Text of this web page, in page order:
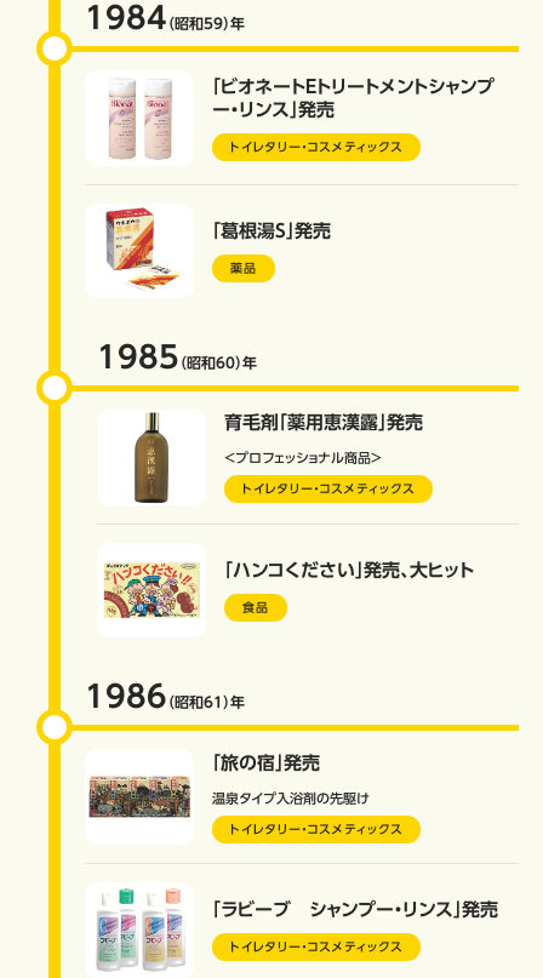
1984 （昭和59）年
「ビオネートEトリートメントシャンプ
ー・リンス」発売
トイレタリー・コスメティックス
「葛根湯S」発売
薬品
1985 （昭和60）年
育毛剤「薬用恵漢露」発売
＜プロフェッショナル商品＞
トイレタリー・コスメティックス
「ハンコください」発売、大ヒット
食品
1986 （昭和61）年
「旅の宿」発売
温泉タイプ入浴剤の先駆け
トイレタリー・コスメティックス
「ラビーブ シャンプー・リンス」発売
トイレタリー・コスメティックス